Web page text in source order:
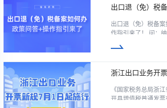
出口退（免）税
出口退（免）税备
作指引来了！ 问：纳税人应于何时办理出
时，应办理出口退(
浙江出口业务开
《国家税务总局浙
开具增值税普通发票